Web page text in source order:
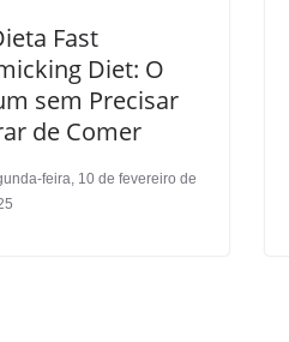
Fast
Diet: O
sem Precisar
de Comer
feira, 10 de fevereiro de